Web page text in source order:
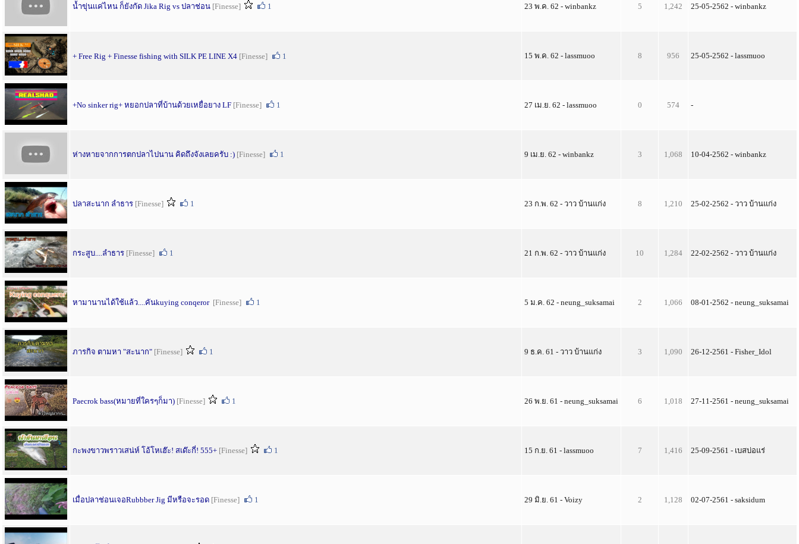
น้ำขุ่นเเค่ไหน ก็ยังกัด Jika Rig vs ปลาช่อน [Finesse] 1 23 พ.ค. 62 - winbankz 5 1,242 25-05-2562 - winbankz
+ Free Rig + Finesse fishing with SILK PE LINE X4 [Finesse] 1 15 พ.ค. 62 - lassmuoo 8 956 25-05-2562 - lassmuoo
+No sinker rig+ หยอกปลาที่บ้านด้วยเหยื่อยาง LF [Finesse] 1 27 เม.ย. 62 - lassmuoo 0 574 -
ห่างหายจากการตกปลาไปนาน คิดถึงจังเลยครับ :) [Finesse] 1 9 เม.ย. 62 - winbankz 3 1,068 10-04-2562 - winbankz
ปลาสะนาก ลำธาร [Finesse] 1 23 ก.พ. 62 - วาว บ้านแก่ง 8 1,210 25-02-2562 - วาว บ้านแก่ง
กระสูบ....ลำธาร [Finesse] 1 21 ก.พ. 62 - วาว บ้านแก่ง 10 1,284 22-02-2562 - วาว บ้านแก่ง
หามานานได้ใช้เเล้ว....คันkuying conqeror [Finesse] 1 5 ม.ค. 62 - neung_suksamai 2 1,066 08-01-2562 - neung_suksamai
ภารกิจ ตามหา "สะนาก" [Finesse] 1 9 ธ.ค. 61 - วาว บ้านแก่ง 3 1,090 26-12-2561 - Fisher_Idol
Paecrok bass(หมายที่ใครๆก็มา) [Finesse] 1 26 พ.ย. 61 - neung_suksamai 6 1,018 27-11-2561 - neung_suksamai
กะพงขาวพราวเสน่ห์ โอ้โหเฮ๊ะ! สเด๊ะกี่! 555+ [Finesse] 1 15 ก.ย. 61 - lassmuoo 7 1,416 25-09-2561 - เบสบ่อแร่
เมื่อปลาช่อนเจอRubbber Jig มีหรือจะรอด [Finesse] 1 29 มิ.ย. 61 - Voizy 2 1,128 02-07-2561 - saksidum